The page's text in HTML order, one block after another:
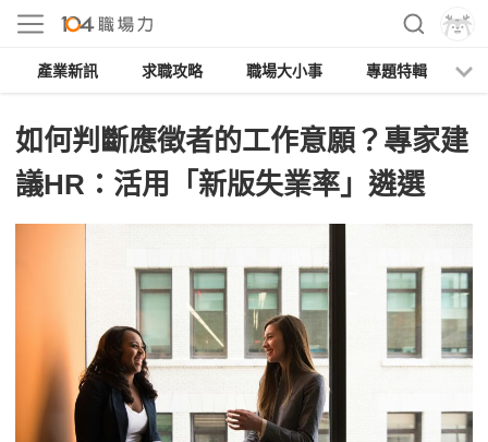
產業新訊 求職攻略 職場大小事 專題特輯
如何判斷應徵者的工作意願？專家建
議HR：活用「新版失業率」遴選